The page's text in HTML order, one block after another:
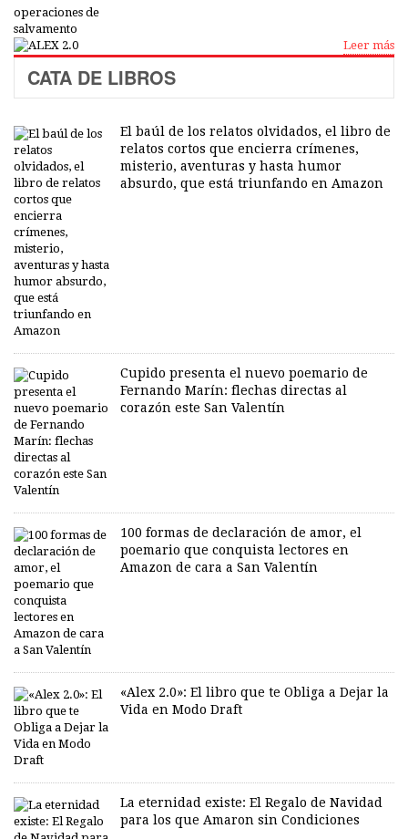
Leer más
CATA DE LIBROS
El baúl de los relatos olvidados, el libro de
relatos cortos que encierra crímenes,
misterio, aventuras y hasta humor
absurdo, que está triunfando en Amazon
Cupido presenta el nuevo poemario de
Fernando Marín: flechas directas al
corazón este San Valentín
100 formas de declaración de amor, el
poemario que conquista lectores en
Amazon de cara a San Valentín
«Alex 2.0»: El libro que te Obliga a Dejar la
Vida en Modo Draft
La eternidad existe: El Regalo de Navidad
para los que Amaron sin Condiciones